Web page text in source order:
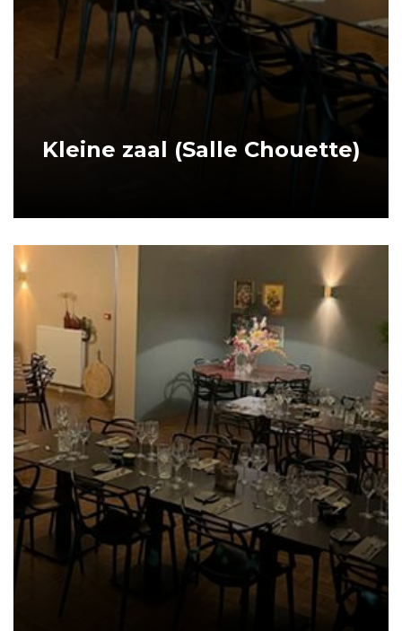
Kleine zaal (Salle Chouette)